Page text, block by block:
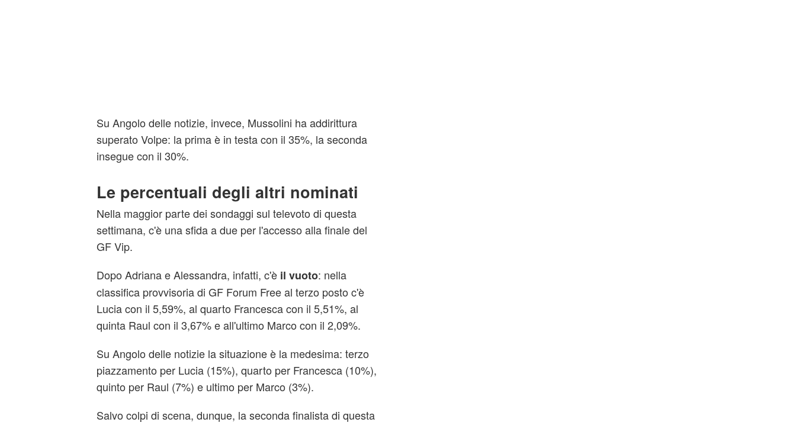
Su Angolo delle notizie, invece, Mussolini ha addirittura
superato Volpe: la prima è in testa con il 35%, la seconda
insegue con il 30%.
Le percentuali degli altri nominati
Nella maggior parte dei sondaggi sul televoto di questa
settimana, c'è una sfida a due per l'accesso alla finale del
GF Vip.
Dopo Adriana e Alessandra, infatti, c'èil vuoto: nella
classifica provvisoria di GF Forum Free al terzo posto c'è
Lucia con il 5,59%, al quarto Francesca con il 5,51%, al
quinta Raul con il 3,67% e all'ultimo Marco con il 2,09%.
Su Angolo delle notizie la situazione è la medesima: terzo
piazzamento per Lucia (15%), quarto per Francesca (10%),
quinto per Raul (7%) e ultimo per Marco (3%).
Salvo colpi di scena, dunque, la seconda finalista di questa